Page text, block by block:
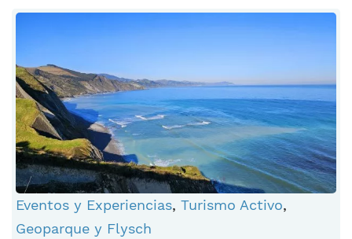
Eventos y Experiencias, Turismo Activo,
Geoparque y Flysch